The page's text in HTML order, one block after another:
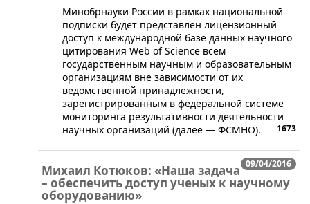
​Минобрнауки России в рамках национальной
подписки будет представлен лицензионный
доступ к международной базе данных научного
цитирования Web of Science всем
государственным научным и образовательным
организациям вне зависимости от их
ведомственной принадлежности,
зарегистрированным в федеральной системе
мониторинга результативности деятельности
научных организаций (далее — ФСМНО).
1673
09/04/2016
Михаил Котюков: «Наша задача
– обеспечить доступ ученых к научному
оборудованию»